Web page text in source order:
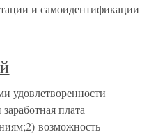
и самоидентификации
удовлетворенности
плата
возможность